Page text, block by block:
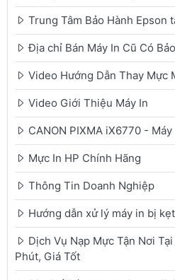
Trung Tâm Bảo Hành Epson
Địa chỉ Bán Máy In Cũ Có
Video Hướng Dẫn Thay Mực
Video Giới Thiệu Máy In
CANON PIXMA iX6770 -
Mực In HP Chính Hãng
Thông Tin Doanh Nghiệp
Hướng dẫn xử lý máy in bị
Dịch Vụ Nạp Mực Tận Nơi
Phút, Giá Tốt